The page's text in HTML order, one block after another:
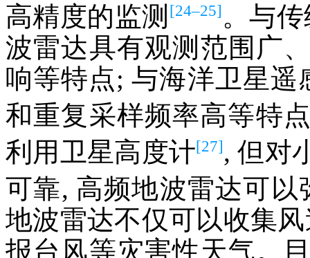
高精度的监测 [24–25] 。与
波雷达具有观测范围广
响等特点; 与海洋卫星
和重复采样频率高等特
利用卫星高度计[27], 但对
可靠, 高频地波雷达可以
地波雷达不仅可以收集
报台风等灾害性天气。